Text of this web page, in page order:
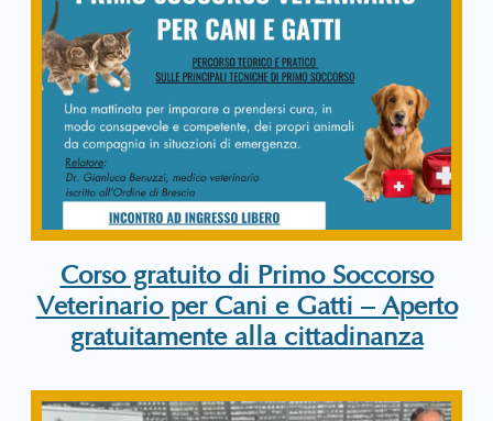
Corso gratuito di Primo Soccorso
Veterinario per Cani e Gatti – Aperto
gratuitamente alla cittadinanza